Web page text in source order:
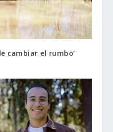
cambiar el rumbo’